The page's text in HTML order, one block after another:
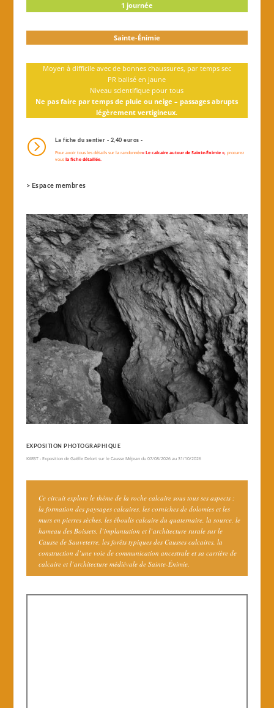
1 journée
Sainte-Énimie
Moyen à difficile avec de bonnes chaussures, par temps sec
PR balisé en jaune
Niveau scientifique pour tous
Ne pas faire par temps de pluie ou neige – passages abrupts
légèrement vertigineux.
= La fiche du sentier - 2,40 euros -
Pour avoir tous les détails sur la randonnée« Le calcaire autour de Sainte-Énimie »,procurez
vous la fiche détaillée.
> Espace membres
EXPOSITION PHOTOGRAPHIQUE
KARST- Exposition de Gaëlle Delort sur le Causse Méjean du 07/08/2026 au 31/10/2026
Ce circuit explore le thème de la roche calcaire sous tous ses aspects :
la formation des paysages calcaires, les corniches de dolomies et les
murs en pierres sèches, les éboulis calcaire du quaternaire, la source, le
hameau des Boissets, l’implantation et l’architecture rurale sur le
Causse de Sauveterre, les forêts typiques des Causses calcaires, la
construction d’une voie de communication ancestrale et sa carrière de
calcaire et l’architecture médiévale de Sainte-Énimie.